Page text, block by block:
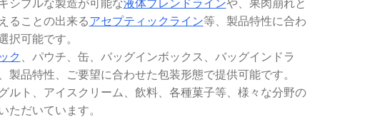
シブルな製造が可能な液体ブレンドラインや、果肉崩れと
ることの出来るアセプティックライン等、製品特性に合わ
択可能です。
ク
、パウチ、缶、バッグインボックス、バッグインドラ
製品特性、ご要望に合わせた包装形態で提供可能です。
ルト、アイスクリーム、飲料、各種菓子等、様々な分野の
ただいています。